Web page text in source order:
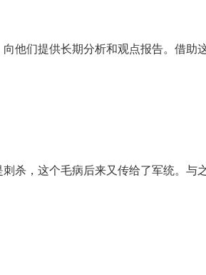
他们提供长期分析和观点报告。借助
杀，这个毛病后来又传给了军统。与